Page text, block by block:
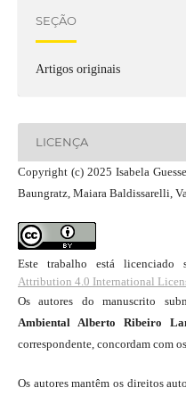
SEÇÃO
Artigos originais
LICENÇA
Copyright (c) 2025 Isabela
Baungratz, Maiara Baldissarelli,
Este trabalho está
Attribution 4.0 International
Os autores do manuscrito
Ambiental Alberto Ribeiro
correspondente, concordam com
Os autores mantêm os direitos